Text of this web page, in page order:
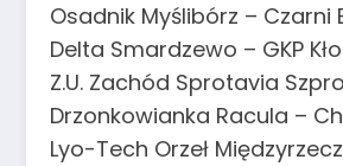
Osadnik Myślibórz – Czarni
Delta Smardzewo – GKP
Z.U. Zachód Sprotavia
Drzonkowianka Racula –
Lyo-Tech Orzeł